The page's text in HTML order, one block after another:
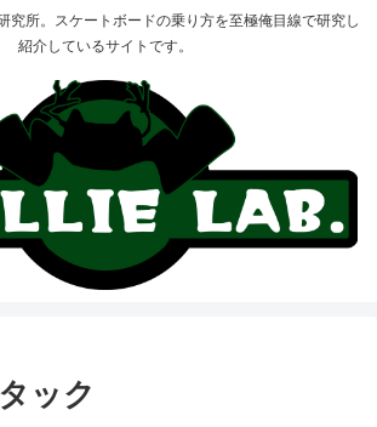
究所。スケートボードの乗り方を至極俺目線で研究し
紹介しているサイトです。
ック